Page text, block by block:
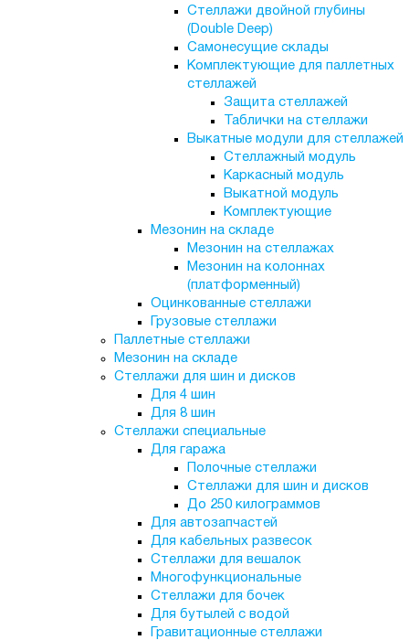
Стеллажи двойной глубины
(Double Deep)
Самонесущие склады
Комплектующие для паллетных
стеллажей
Защита стеллажей
Таблички на стеллажи
Выкатные модули для стеллажей
Стеллажный модуль
Каркасный модуль
Выкатной модуль
Комплектующие
Мезонин на складе
Мезонин на стеллажах
Мезонин на колоннах
(платформенный)
Оцинкованные стеллажи
Грузовые стеллажи
Паллетные стеллажи
Мезонин на складе
Стеллажи для шин и дисков
Для 4 шин
Для 8 шин
Стеллажи специальные
Для гаража
Полочные стеллажи
Стеллажи для шин и дисков
До 250 килограммов
Для автозапчастей
Для кабельных развесок
Стеллажи для вешалок
Многофункциональные
Стеллажи для бочек
Для бутылей с водой
Гравитационные стеллажи